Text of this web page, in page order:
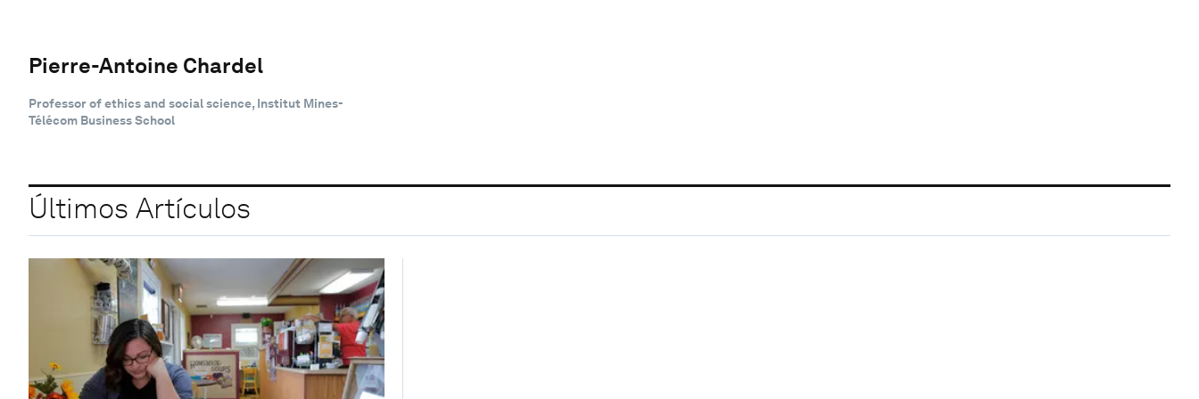
Pierre-Antoine Chardel
Professor of ethics and social science, Institut Mines-
Télécom Business School
Últimos Artículos